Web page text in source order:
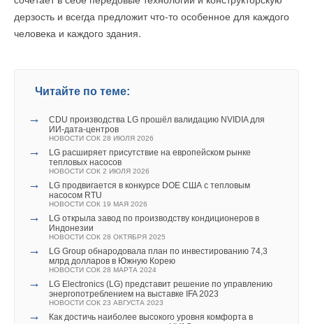
дерзость и всегда предложит что-то особенное для каждого
человека и каждого здания.
Читайте по теме:
→
CDU производства LG прошёл валидацию NVIDIA для
ИИ-дата-центров
НОВОСТИ СОК 28 ИЮЛЯ 2026
→
LG расширяет присутствие на европейском рынке
тепловых насосов
НОВОСТИ СОК 2 ИЮЛЯ 2026
→
LG продвигается в конкурсе DOE США с тепловым
насосом RTU
НОВОСТИ СОК 19 МАЯ 2026
→
LG открыла завод по производству кондиционеров в
Индонезии
НОВОСТИ СОК 28 ОКТЯБРЯ 2025
→
LG Group обнародовала план по инвестированию 74,3
млрд долларов в Южную Корею
НОВОСТИ СОК 28 МАРТА 2024
→
LG Electronics (LG) представит решение по управлению
энергопотреблением на выставке IFA 2023
НОВОСТИ СОК 23 АВГУСТА 2023
→
Как достичь наиболее высокого уровня комфорта в